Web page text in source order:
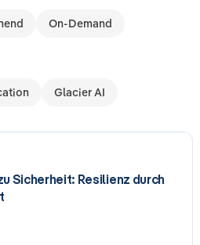
On-Demand
Glacier AI
Sicherheit: Resilienz durch